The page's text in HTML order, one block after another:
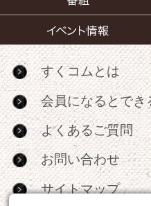
すくコムとは
会員になるとでき
よくあるご質問
お問い合わせ
サイトマップ